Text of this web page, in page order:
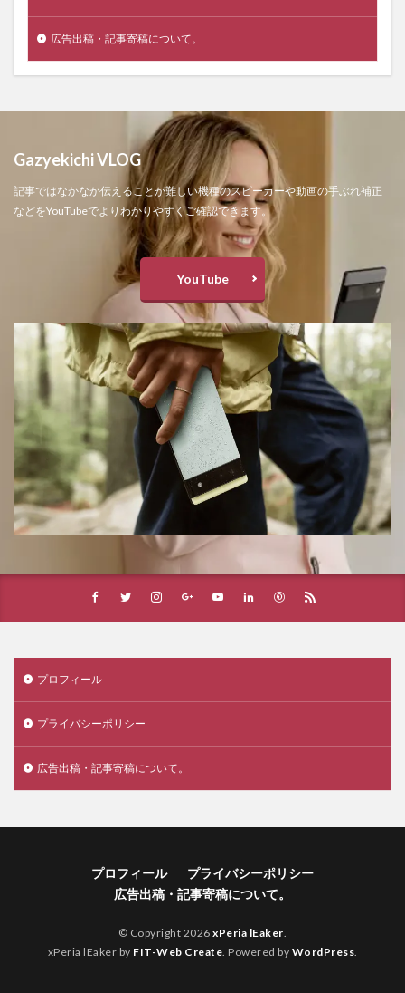
広告出稿・記事寄稿について。
Gazyekichi VLOG
記事ではなかなか伝えることが難しい機種のスピーカーや動画の手ぶれ補正
などをYouTubeでよりわかりやすくご確認できます。
YouTube
プロフィール
プライバシーポリシー
広告出稿・記事寄稿について。
プロフィール
プライバシーポリシー
広告出稿・記事寄稿について。
© Copyright 2026xPeria lEaker.
xPeria lEaker by FIT-Web Create. Powered by WordPress.